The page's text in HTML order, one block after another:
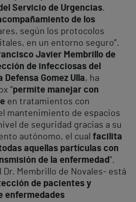
Servicio de Urgencias.
de los
según los protocolos
en un entorno seguro”.
Javier Membrillo de
de infecciosas del
Defensa Gomez Ulla, ha
“permite manejar con
en tratamientos con
mantenimiento de espacios
de seguridad gracias a su
autónomo, el cual facilita
aquellas partículas con
de la enfermedad”.
Dr. Membrillo de Novales- está
de pacientes y
enfermedades